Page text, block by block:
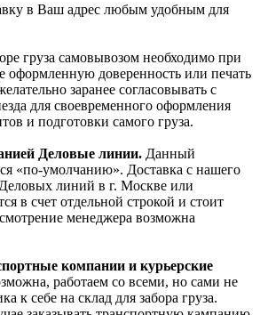
в Ваш адрес любым удобным для
груза самовывозом необходимо при
оформленную доверенность или печать
заранее согласовывать с
для своевременного оформления
и подготовки самого груза.
Деловые линии. Данный
«по-умолчанию». Доставка с нашего
линий в г. Москве или
в счет отдельной строкой и стоит
менеджера возможна
компании и курьерские
работаем со всеми, но сами не
к себе на склад для забора груза.